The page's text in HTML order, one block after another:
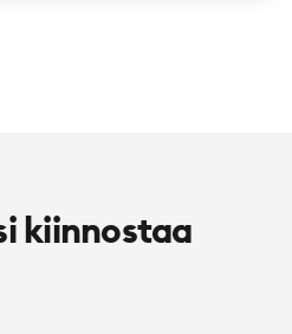
kiinnostaa